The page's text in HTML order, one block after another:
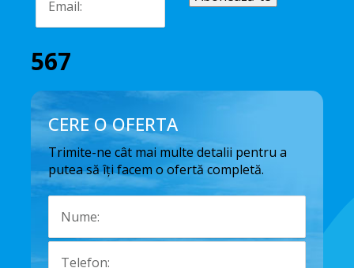
567
CERE O OFERTA
Trimite-ne cât mai multe detalii pentru a
putea să îți facem o ofertă completă.